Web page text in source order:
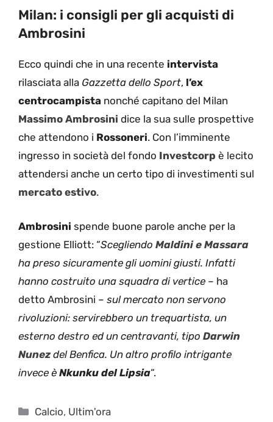
Milan: i consigli per gli acquisti di
Ambrosini
Ecco quindi che in una recente intervista
rilasciata alla Gazzetta dello Sport, l’ex
centrocampista nonché capitano del Milan
Massimo Ambrosini dice la sua sulle prospettive
che attendono i Rossoneri. Con l’imminente
ingresso in società del fondo Investcorp è lecito
attendersi anche un certo tipo di investimenti sul
mercato estivo.
Ambrosini spende buone parole anche per la
gestione Elliott: “Scegliendo Maldini e Massara
ha preso sicuramente gli uomini giusti. Infatti
hanno costruito una squadra di vertice – ha
detto Ambrosini – sul mercato non servono
rivoluzioni: servirebbero un trequartista, un
esterno destro ed un centravanti, tipo Darwin
Nunez del Benfica. Un altro profilo intrigante
invece è Nkunku del Lipsia“.
Categorie
Calcio, Ultim'ora